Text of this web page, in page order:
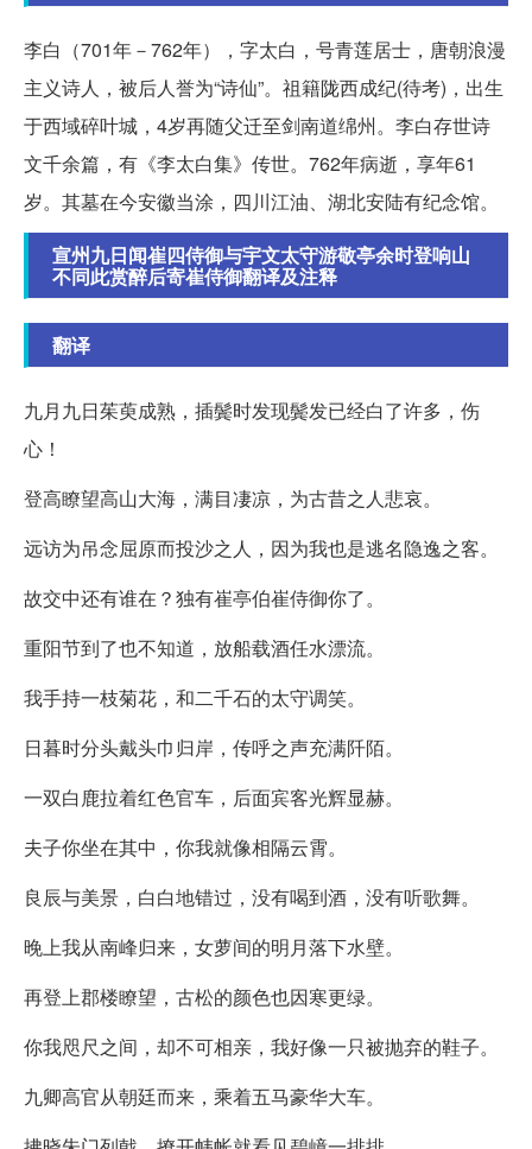
李白（701年－762年），字太白，号青莲居士，唐朝浪漫
主义诗人，被后人誉为“诗仙”。祖籍陇西成纪(待考)，出生
于西域碎叶城，4岁再随父迁至剑南道绵州。李白存世诗
文千余篇，有《李太白集》传世。762年病逝，享年61
岁。其墓在今安徽当涂，四川江油、湖北安陆有纪念馆。
宣州九日闻崔四侍御与宇文太守游敬亭余时登响山
不同此赏醉后寄崔侍御翻译及注释
翻译
九月九日茱萸成熟，插鬓时发现鬓发已经白了许多，伤
心！
登高瞭望高山大海，满目凄凉，为古昔之人悲哀。
远访为吊念屈原而投沙之人，因为我也是逃名隐逸之客。
故交中还有谁在？独有崔亭伯崔侍御你了。
重阳节到了也不知道，放船载酒任水漂流。
我手持一枝菊花，和二千石的太守调笑。
日暮时分头戴头巾归岸，传呼之声充满阡陌。
一双白鹿拉着红色官车，后面宾客光辉显赫。
夫子你坐在其中，你我就像相隔云霄。
良辰与美景，白白地错过，没有喝到酒，没有听歌舞。
晚上我从南峰归来，女萝间的明月落下水壁。
再登上郡楼瞭望，古松的颜色也因寒更绿。
你我咫尺之间，却不可相亲，我好像一只被抛弃的鞋子。
九卿高官从朝廷而来，乘着五马豪华大车。